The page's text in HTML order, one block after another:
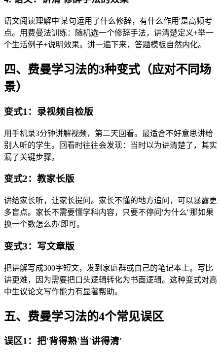
语文阅读理解中'某句运用了什么修辞，有什么作用'是高频考
点。用费曼法训练：随机选一个修辞手法，讲清楚定义+举一
个生活例子+说明效果。讲一遍下来，答题模板自然内化。
四、费曼学习法的3种变式（应对不同场
景）
变式1：录视频自检版
用手机录3分钟讲解视频，第二天回看。最适合不好意思讲给
别人听的学生。回看时往往会发现：当时以为讲清楚了，其实
漏了关键步骤。
变式2：教家长版
讲给家长听，让家长提问。家长不懂的地方追问，可以暴露更
多盲点。家长不需要懂学科内容，只要不停问'为什么''那如果
换一个数怎么办'即可。
变式3：写文章版
把讲解写成300字短文，发到家庭群或自己的笔记本上。写比
讲更难，因为需要把口头逻辑转化为书面逻辑。这种变式对高
中生议论文写作能力有显著帮助。
五、费曼学习法的4个常见误区
误区1：把'背得熟'当'讲得清'